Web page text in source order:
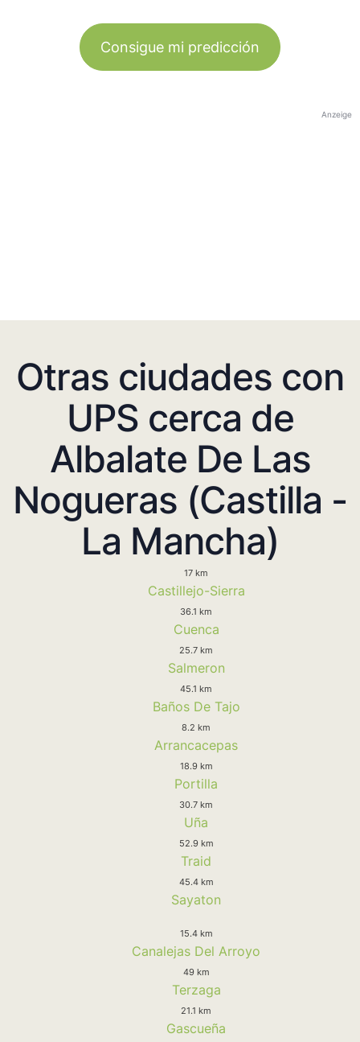
Consigue mi predicción
Anzeige
Otras ciudades con
UPS cerca de
Albalate De Las
Nogueras (Castilla -
La Mancha)
17 km
Castillejo-Sierra
36.1 km
Cuenca
25.7 km
Salmeron
45.1 km
Baños De Tajo
8.2 km
Arrancacepas
18.9 km
Portilla
30.7 km
Uña
52.9 km
Traid
45.4 km
Sayaton
15.4 km
Canalejas Del Arroyo
49 km
Terzaga
21.1 km
Gascueña